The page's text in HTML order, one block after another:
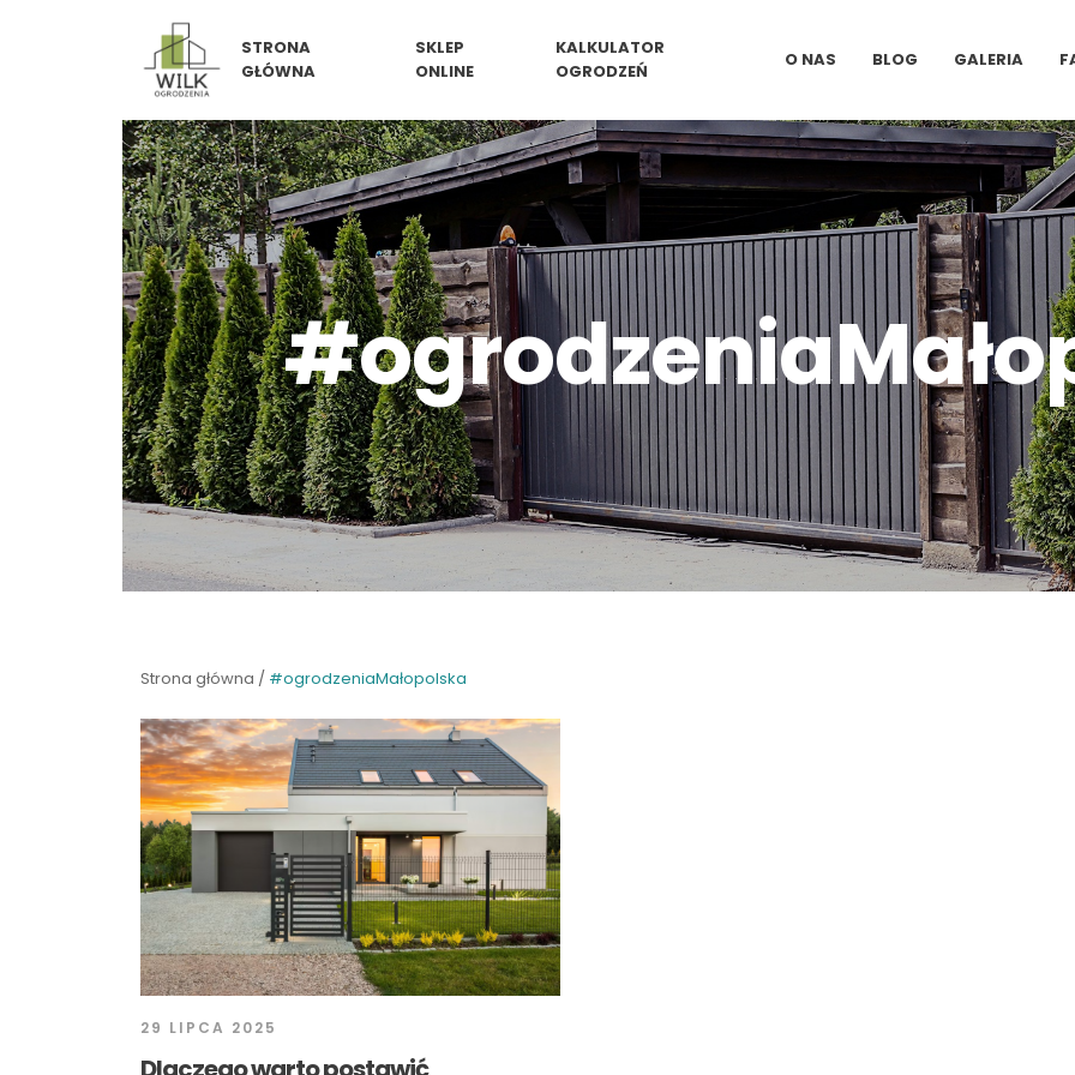
STRONA
GŁÓWNA
SKLEP
ONLINE
KALKULATOR
OGRODZEŃ
O NAS BLOG GALERIA
Strona główna / #ogrodzeniaMałopolska
29 LIPCA 2025